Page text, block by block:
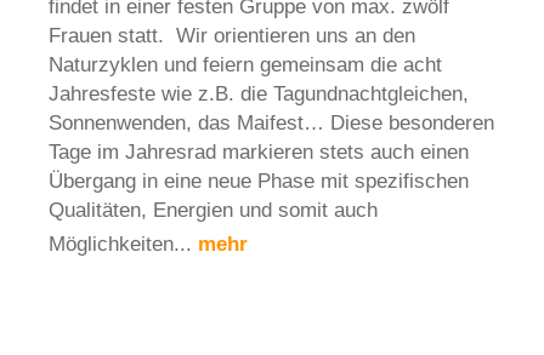
findet in einer festen Gruppe von max. zwölf
Frauen statt. Wir orientieren uns an den
Naturzyklen und feiern gemeinsam die acht
Jahresfeste wie z.B. die Tagundnachtgleichen,
Sonnenwenden, das Maifest… Diese besonderen
Tage im Jahresrad markieren stets auch einen
Übergang in eine neue Phase mit spezifischen
Qualitäten, Energien und somit auch
Möglichkeiten... mehr